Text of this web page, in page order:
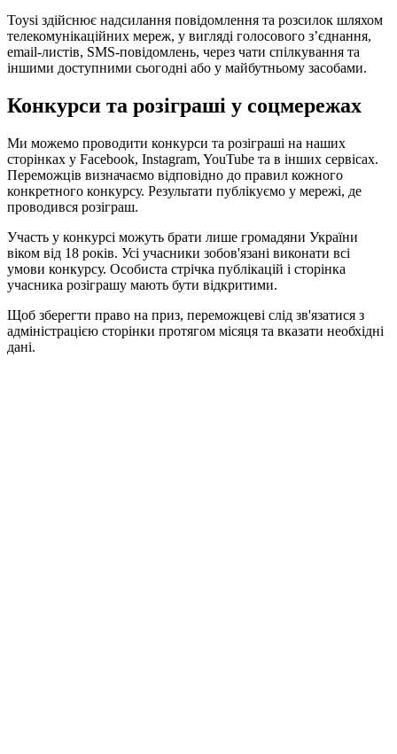
Toysi здійснює надсилання повідомлення та розсилок шляхом
телекомунікаційних мереж, у вигляді голосового з’єднання,
email-листів, SMS-повідомлень, через чати спілкування та
іншими доступними сьогодні або у майбутньому засобами.
Конкурси та розіграші у соцмережах
Ми можемо проводити конкурси та розіграші на наших
сторінках у Facebook, Instagram, YouTube та в інших сервісах.
Переможців визначаємо відповідно до правил кожного
конкретного конкурсу. Результати публікуємо у мережі, де
проводився розіграш.
Участь у конкурсі можуть брати лише громадяни України
віком від 18 років. Усі учасники зобов'язані виконати всі
умови конкурсу. Особиста стрічка публікацій і сторінка
учасника розіграшу мають бути відкритими.
Щоб зберегти право на приз, переможцеві слід зв'язатися з
адміністрацією сторінки протягом місяця та вказати необхідні
дані.